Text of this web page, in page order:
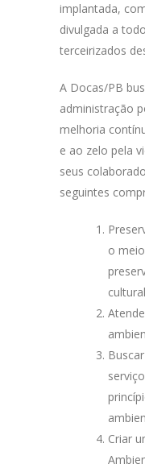
implantada,
divulgada a
terceirizados
A Docas/PB
administração
melhoria
e ao zelo pela
seus
seguintes
o
Criar